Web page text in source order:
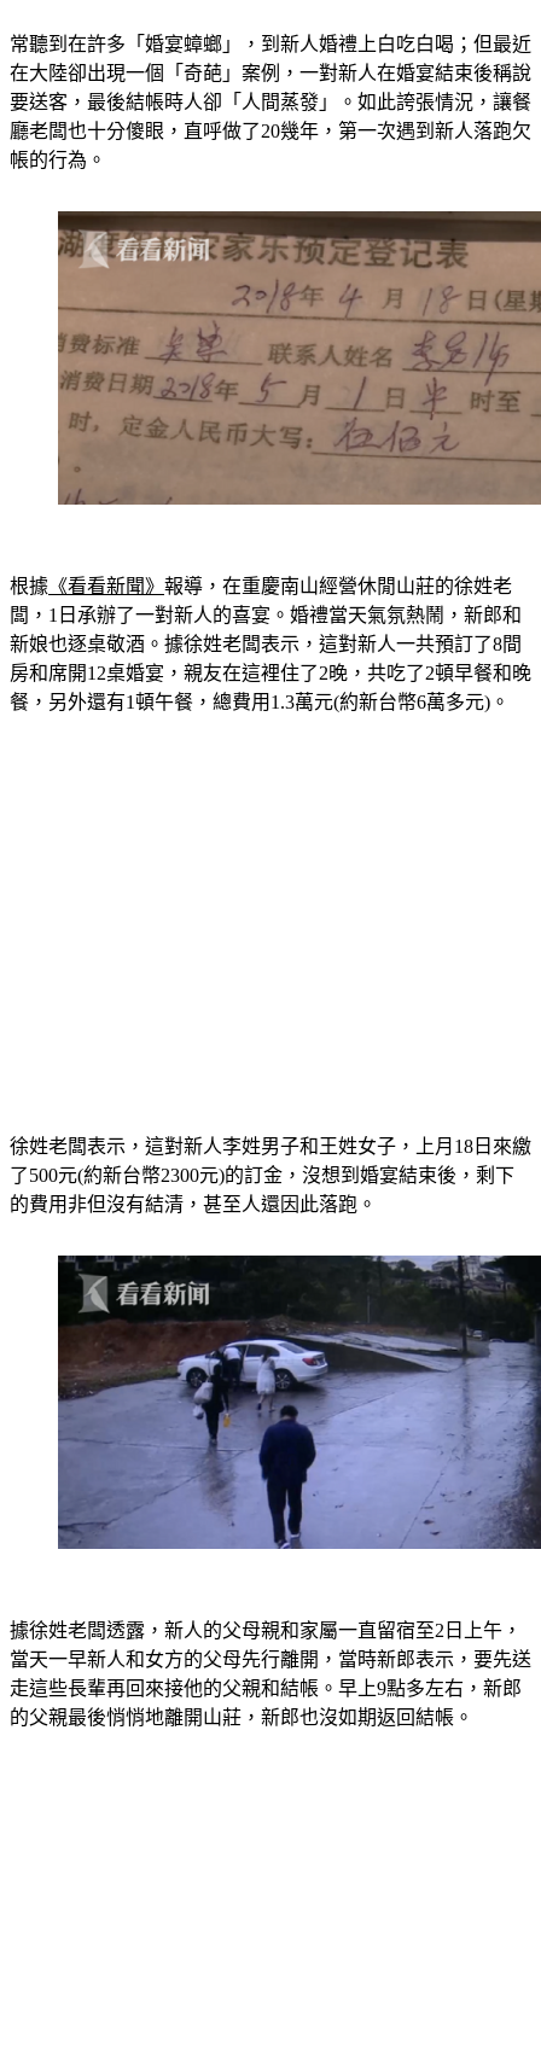
常聽到在許多「婚宴蟑螂」，到新人婚禮上白吃白喝；但最近
在大陸卻出現一個「奇葩」案例， 一對新人在婚宴結束後稱說
要送客，最後結帳時人卻「人間蒸發」。 如此誇張情況，讓餐
廳老闆也十分傻眼，直呼做了20幾年，第一次遇到新人落跑欠
帳的行為。
根據 《看看新聞》 報導，在重慶南山經營休閒山莊的徐姓老
闆，1日承辦了一對新人的喜宴。婚禮當天氣氛熱鬧，新郎和
新娘也逐桌敬酒。據徐姓老闆表示， 這對新人一共預訂了8間
房和席開12桌婚宴，親友在這裡住了2晚，共吃了2頓早餐和晚
餐，另外還有1頓午餐，總費用1.3萬元(約新台幣6萬多元)。
徐姓老闆表示，這對新人李姓男子和王姓女子，上月18日來繳
了500元(約新台幣2300元)的訂金，沒想到婚宴結束後，剩下
的費用非但沒有結清，甚至人還因此落跑。
據徐姓老闆透露，新人的父母親和家屬一直留宿至2日上午，
當天一早新人和女方的父母先行離開，當時新郎表示，要先送
走這些長輩再回來接他的父親和結帳。早上9點多左右，新郎
的父親最後悄悄地離開山莊，新郎也沒如期返回結帳。